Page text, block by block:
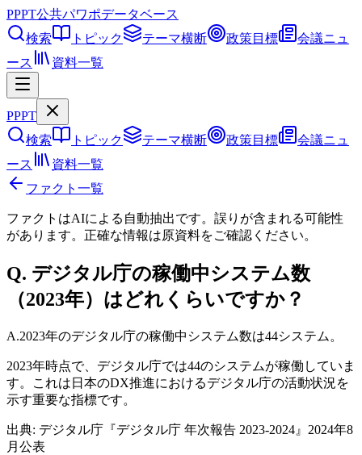
PPPT公共パワポデータベース
検索
トピック テーマ横断 政策目標
会議ニュ
ース
資料一覧
PPPT
検索
トピック テーマ横断 政策目標
会議ニュ
ース
資料一覧
ファクト一覧
ファクトはAIによる自動抽出です。誤りが含まれる可能性
があります。正確な情報は原資料をご確認ください。
Q. デジタル庁の稼働中システム数
（2023年）はどれくらいですか？
A.2023年のデジタル庁の稼働中システム数は44システム。
2023年時点で、デジタル庁では44のシステムが稼働していま
す。これは日本のDX推進におけるデジタル庁の活動状況を
示す重要な指標です。
出典: デジタル庁『デジタル庁 年次報告 2023-2024』2024年8
月公表